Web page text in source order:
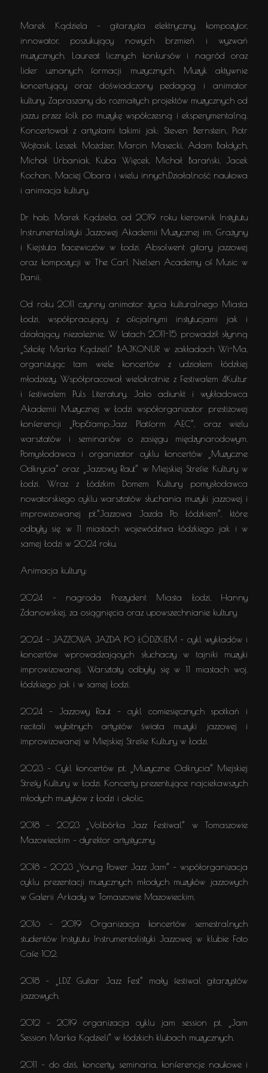
Marek Kądziela – gitarzysta elektryczny, kompozytor,
innowator, poszukujący nowych brzmień i wyzwań
muzycznych. Laureat licznych konkursów i nagród oraz
lider uznanych formacji muzycznych. Muzyk aktywnie
koncertujący oraz doświadczony pedagog i animator
kultury. Zapraszany do rozmaitych projektów muzycznych od
jazzu przez folk po muzykę współczesną i eksperymentalną.
Koncertował z artystami takimi jak: Steven Bernstein, Piotr
Wojtasik, Leszek Możdżer, Marcin Masecki, Adam Bałdych,
Michał Urbaniak, Kuba Więcek, Michał Barański, Jacek
Kochan, Maciej Obara i wielu innych.Działalność naukowa
i animacja kultury.
Dr hab. Marek Kądziela, od 2019 roku kierownik Instytutu
Instrumentalistyki Jazzowej Akademii Muzycznej im. Grażyny
i Kiejstuta Bacewiczów w Łodzi. Absolwent gitary jazzowej
oraz kompozycji w The Carl Nielsen Academy of Music w
Danii.
Od roku 2011 czynny animator życia kulturalnego Miasta
Łodzi, współpracujący z oficjalnymi instytucjami jak i
działający niezależnie. W latach 2011-15 prowadził słynną
„Szkołę Marka Kądzieli” BAJKONUR w zakładach Wi-Ma,
organizując tam wiele koncertów z udziałem łódzkiej
młodzieży. Współpracował wielokrotnie z Festiwalem 4Kultur
i festiwalem Puls Literatury. Jako adiunkt i wykładowca
Akademii Muzycznej w Łodzi współorganizator prestiżowej
konferencji „Pop&amp;Jazz Platform AEC”, oraz wielu
warsztatów i seminariów o zasięgu międzynarodowym.
Pomysłodawca i organizator cyklu koncertów „Muzyczne
Odkrycia” oraz „Jazzowy Raut” w Miejskiej Strefie Kultury w
Łodzi. Wraz z Łódzkim Domem Kultury pomysłodawca
nowatorskiego cyklu warsztatów słuchania muzyki jazzowej i
improwizowanej pt.”Jazzowa Jazda Po Łódzkiem”, które
odbyły się w 11 miastach województwa łódzkiego jak i w
samej Łodzi w 2024 roku.
Animacja kultury:
2024 – nagroda Prezydent Miasta Łodzi, Hanny
Zdanowskiej, za osiągnięcia oraz upowszechnianie kultury
2024 – JAZZOWA JAZDA PO ŁÓDZKIEM – cykl wykładów i
koncertów wprowadzających słuchaczy w tajniki muzyki
improwizowanej. Warsztaty odbyły się w 11 miastach woj.
łódzkiego jak i w samej Łodzi.
2024 – Jazzowy Raut – cykl comiesięcznych spotkań i
recitali wybitnych artystów świata muzyki jazzowej i
improwizowanej w Miejskiej Strefie Kultury w Łodzi.
2023 – Cykl koncertów pt. „Muzyczne Odkrycia” Miejskiej
Strefy Kultury w Łodzi. Koncerty prezentujące najciekawszych
młodych muzyków z Łodzi i okolic.
2018 – 2023 „Volbórka Jazz Festiwal” w Tomaszowie
Mazowieckim – dyrektor artystyczny.
2018 – 2023 „Young Power Jazz Jam” – współorganizacja
cyklu prezentacji muzycznych młodych muzyków jazzowych
w Galerii Arkady w Tomaszowie Mazowieckim.
2016 – 2019 Organizacja koncertów semestralnych
studentów Instytutu Instrumentalistyki Jazzowej w klubie Foto
Cafe 102.
2018 – „LDZ Guitar Jazz Fest” mały festiwal gitarzystów
jazzowych.
2012 – 2019 organizacja cyklu jam session pt. „Jam
Session Marka Kądzieli” w łódzkich klubach muzycznych.
2011 – do dziś, koncerty, seminaria, konferencje naukowe i